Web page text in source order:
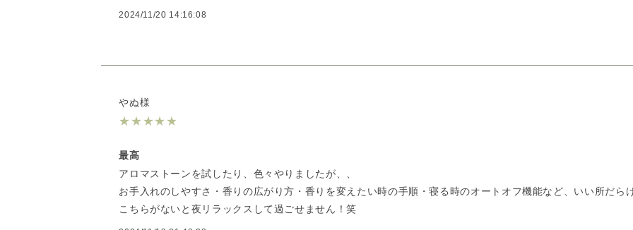
2024/11/20 14:16:08
やぬ様
★★★★★
最高
アロマストーンを試したり、色々やりましたが、、
お手入れのしやすさ・香りの広がり方・香りを変えたい時の手順・寝る時のオートオフ機能など、いい所だら
こちらがないと夜リラックスして過ごせません！笑